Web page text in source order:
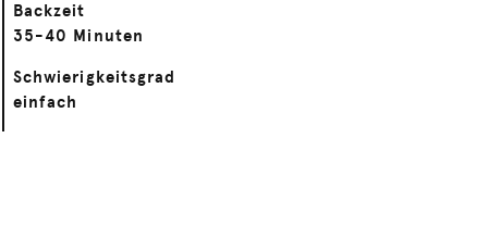
Backzeit
35-40 Minuten
Schwierigkeitsgrad
einfach